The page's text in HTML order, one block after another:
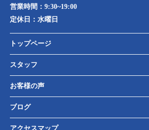
営業時間： 9:30~19:00
定休日： 水曜日
トップページ
スタッフ
お客様の声
ブログ
アクセスマップ